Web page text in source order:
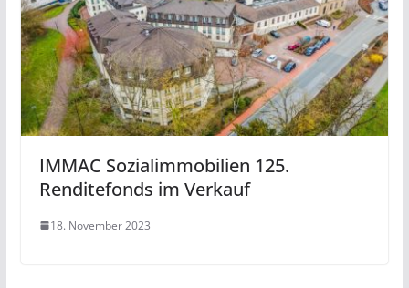
IMMAC Sozialimmobilien 125.
Renditefonds im Verkauf
18. November 2023